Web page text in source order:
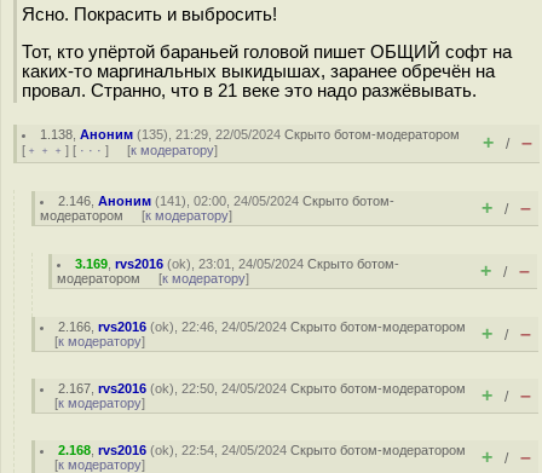
Ясно. Покрасить и выбросить!
Тот, кто упёртой бараньей головой пишет ОБЩИЙ софт на
каких-то маргинальных выкидышах, заранее обречён на
провал. Странно, что в 21 веке это надо разжёвывать.
1.138 ,Аноним (135), 21:29, 22/05/2024Скрыто ботом-модератором
[ ﹢﹢﹢ ] [ · · · ] [к модератору] + / –
2.146 ,Аноним (141), 02:00, 24/05/2024Скрыто ботом-
модератором [к модератору] + / –
3.169 ,rvs2016 (ok), 23:01, 24/05/2024Скрыто ботом-
модератором [к модератору] + / –
2.166 ,rvs2016 (ok), 22:46, 24/05/2024Скрыто ботом-модератором
[к модератору] + / –
2.167 ,rvs2016 (ok), 22:50, 24/05/2024Скрыто ботом-модератором
[к модератору] + / –
2.168 ,rvs2016 (ok), 22:54, 24/05/2024Скрыто ботом-модератором
[к модератору] + / –